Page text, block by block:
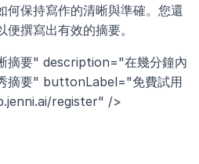
何保持寫作的清晰與準確。您還
撰寫出有效的摘要。
摘要" description="在幾分鐘內
摘要" buttonLabel="免費試用
register" />